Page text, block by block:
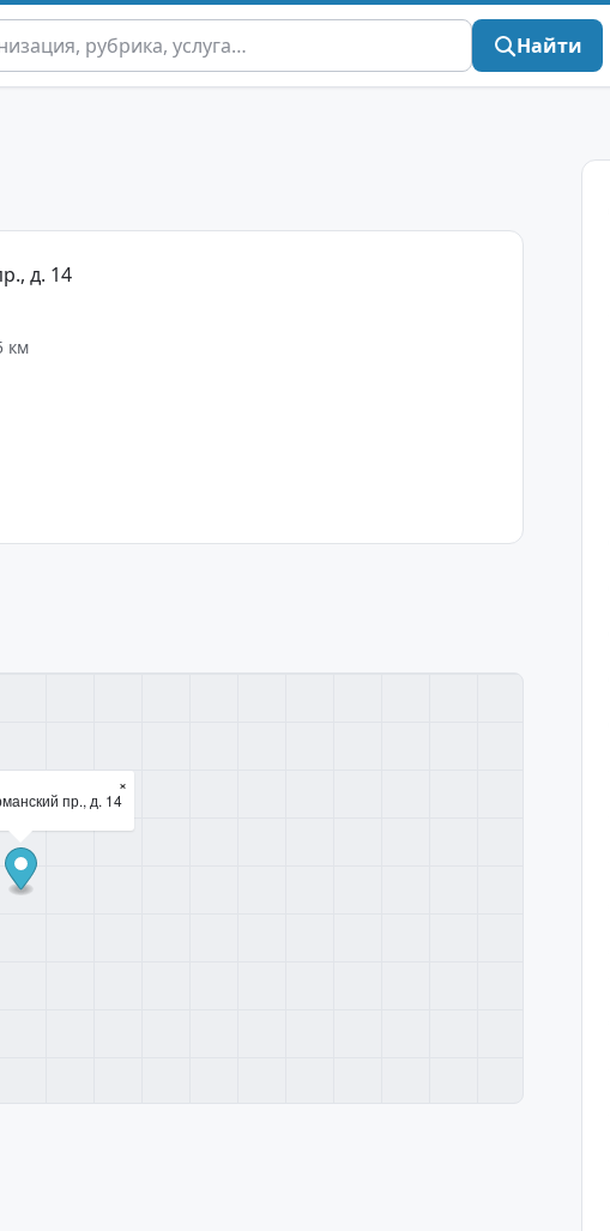
Найти
д. 14
км
пр., д. 14
×